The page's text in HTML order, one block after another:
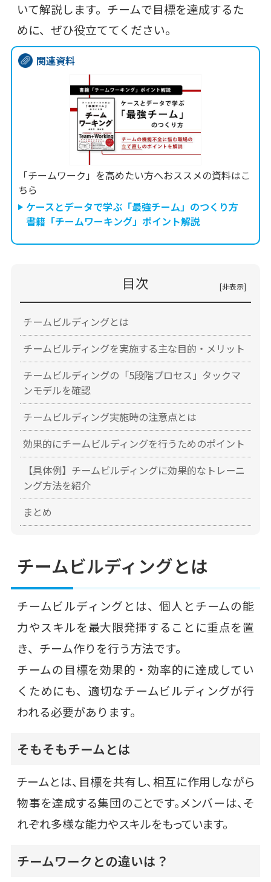
いて解説します。チームで目標を達成するた
めに、ぜひ役立ててください。
関連資料
「チームワーク」を高めたい方へおススメの資料はこ
ちら
ケースとデータで学ぶ「最強チーム」のつくり方
書籍「チームワーキング」ポイント解説
目次
チームビルディングとは
チームビルディングを実施する主な目的・メリット
チームビルディングの「5段階プロセス」タックマ
ンモデルを確認
チームビルディング実施時の注意点とは
効果的にチームビルディングを行うためのポイント
【具体例】チームビルディングに効果的なトレーニ
ング方法を紹介
まとめ
チームビルディングとは
チームビルディングとは、個人とチームの能
力やスキルを最大限発揮することに重点を置
き、チーム作りを行う方法です。
チームの目標を効果的・効率的に達成してい
くためにも、適切なチームビルディングが行
われる必要があります。
そもそもチームとは
チームとは、目標を共有し、相互に作用しながら
物事を達成する集団のことです。メンバーは、そ
れぞれ多様な能力やスキルをもっています。
チームワークとの違いは？